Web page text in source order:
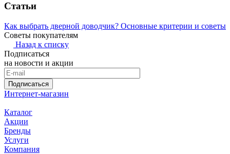
Статьи
Как выбрать дверной доводчик? Основные критерии и советы
Советы покупателям
Назад к списку
Подписаться
на новости и акции
Подписаться
Интернет-магазин
Каталог
Акции
Бренды
Услуги
Компания